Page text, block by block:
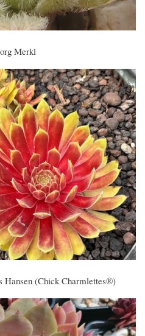
Merkl
Hansen (Chick Charmlettes®)